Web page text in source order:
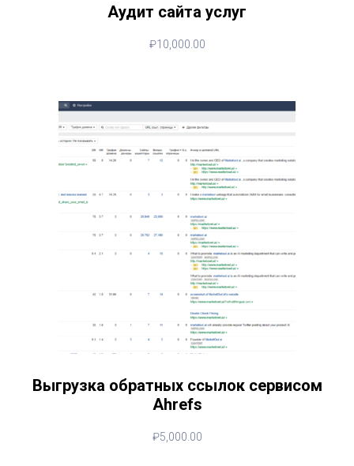
Аудит сайта услуг
₽10,000.00
Выгрузка обратных ссылок сервисом
Ahrefs
₽5,000.00